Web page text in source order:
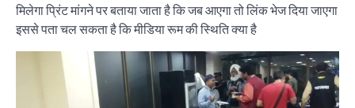
मिलेगा प्रिंट मांगने पर बताया जाता है कि जब आएगा तो लिंक भेज दिया जाएगा
इससे पता चल सकता है कि मीडिया रूम की स्थिति क्या है